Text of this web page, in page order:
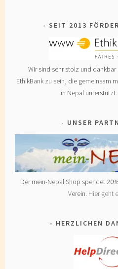
SEIT 2013
Wir sind sehr stolz und
EthikBank zu sein, die gemeinsam
in Nepal
UNSER
Der mein-Nepal Shop spendet
Verein. Hier geht
HERZLICHEN